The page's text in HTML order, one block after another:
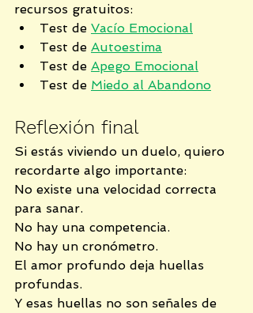
recursos gratuitos:
Test de Vacío Emocional
Test de Autoestima
Test de Apego Emocional
Test de Miedo al Abandono
Reflexión final
Si estás viviendo un duelo, quiero
recordarte algo importante:
No existe una velocidad correcta
para sanar.
No hay una competencia.
No hay un cronómetro.
El amor profundo deja huellas
profundas.
Y esas huellas no son señales de